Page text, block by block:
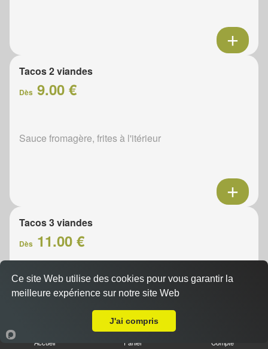
Tacos 2 viandes
Dès 9.00 €
Sauce fromagère, frites à l'itérieur
Tacos 3 viandes
Dès 11.00 €
Sauce fromagère, frites à l'itérieur
Accueil Panier Compte
Ce site Web utilise des cookies pour vous garantir la
meilleure expérience sur notre site Web
J'ai compris